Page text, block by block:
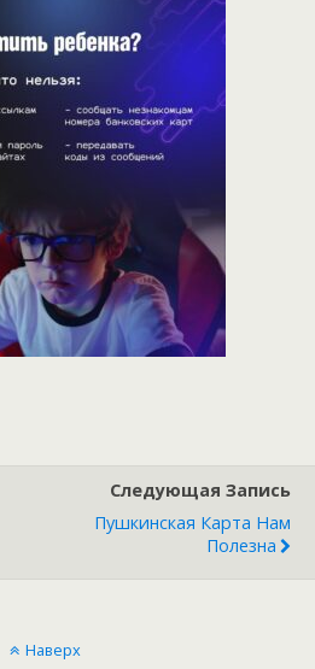
Следующая Запись
Пушкинская Карта Нам
Полезна
Наверх